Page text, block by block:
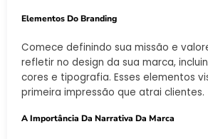
Elementos Do Branding
Comece definindo sua missão e
refletir no design da sua marca,
cores e tipografia. Esses elementos
primeira impressão que atrai clientes.
A Importância Da Narrativa Da Marca